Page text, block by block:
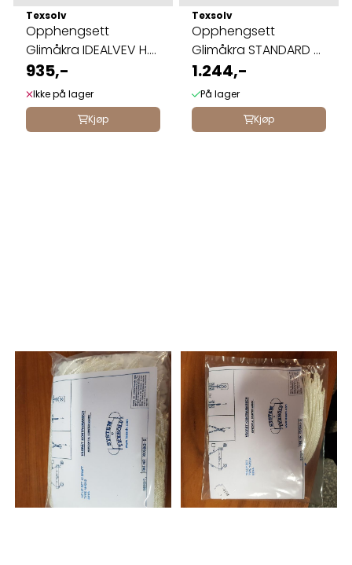
Texsolv
Opphengsett
Glimåkra IDEALVEV H.
kontramarsj 8-8
935,-
Ikke på lager
Kjøp
Texsolv
Opphengsett
Glimåkra STANDARD H.
kontramarsj ...
1.244,-
På lager
Kjøp